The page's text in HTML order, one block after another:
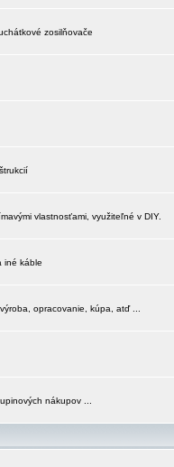
zosilňovače
vlastnosťami, využiteľné v DIY.
iné káble
opracovanie, kúpa, atď ...
nákupov ...